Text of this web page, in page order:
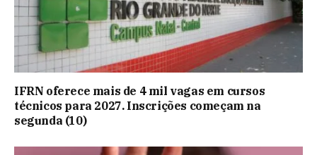
IFRN oferece mais de 4 mil vagas em cursos
técnicos para 2027. Inscrições começam na
segunda (10)